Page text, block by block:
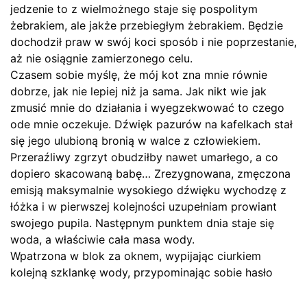
jedzenie to z wielmożnego staje się pospolitym
żebrakiem, ale jakże przebiegłym żebrakiem. Będzie
dochodził praw w swój koci sposób i nie poprzestanie,
aż nie osiągnie zamierzonego celu.
Czasem sobie myślę, że mój kot zna mnie równie
dobrze, jak nie lepiej niż ja sama. Jak nikt wie jak
zmusić mnie do działania i wyegzekwować to czego
ode mnie oczekuje. Dźwięk pazurów na kafelkach stał
się jego ulubioną bronią w walce z człowiekiem.
Przeraźliwy zgrzyt obudziłby nawet umarłego, a co
dopiero skacowaną babę… Zrezygnowana, zmęczona
emisją maksymalnie wysokiego dźwięku wychodzę z
łóżka i w pierwszej kolejności uzupełniam prowiant
swojego pupila. Następnym punktem dnia staje się
woda, a właściwie cała masa wody.
Wpatrzona w blok za oknem, wypijając ciurkiem
kolejną szklankę wody, przypominając sobie hasło